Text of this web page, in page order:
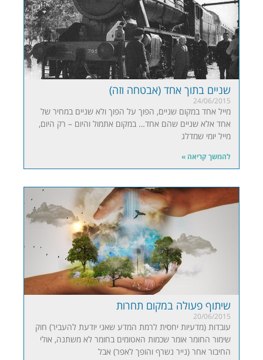
שניים בתוך אחד (אבטחה וזה)
24/06/2015
מייל אחד במקום שניים, הפוך על הפוך ולא שניים במחיר של
אחד אלא שניים שהם אחד… במקום אתמול והיום – רק היום,
מייל יומי שמדלג
להמשך קריאה »
שיתוף פעולה במקום תחרות
20/06/2015
עובדות (מדעיות יחסית לרמת המדע שאני יודעת להעביר) חוק
שימור החומר אומר שכמות האטומים בחומר לא משתנה, אולי
החיבור אחר (נייר נשרף והופך לאפר) אבל